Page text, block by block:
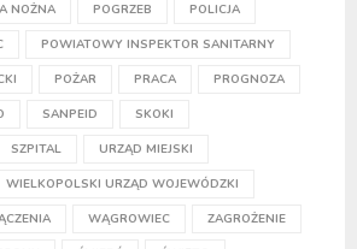
NOŻNA POGRZEB POLICJA
POWIATOWY INSPEKTOR SANITARNY
POŻAR PRACA PROGNOZA
SANPEID SKOKI
SZPITAL URZĄD MIEJSKI
WIELKOPOLSKI URZĄD WOJEWÓDZKI
WĄGROWIEC ZAGROŻENIE